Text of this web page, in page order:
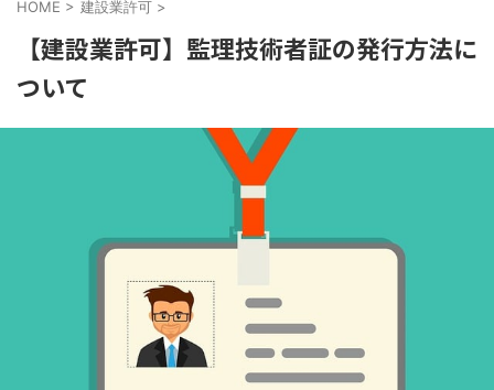
HOME > 建設業許可 >
【建設業許可】監理技術者証の発行方法に
ついて